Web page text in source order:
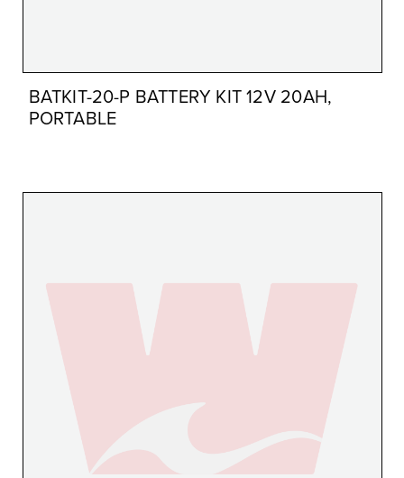
BATKIT-20-P BATTERY KIT 12V 20AH,
PORTABLE